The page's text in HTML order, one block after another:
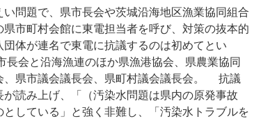
９
１
万
ベ
ク
レ
ル
第
問題で、県市長会や茨城沿海地区漁業協同組合
市町村会館に東電担当者を呼び、対策の抜本的
体が連名で東電に抗議するのは初めてとい
会と沿海漁連のほか県漁港協会、県農業協同
、県市議会議長会、県町村議会議長会。 抗議
読み上げ、「（汚染水問題は県内の原発事故
している」と強く非難し、「汚染水トラブルを